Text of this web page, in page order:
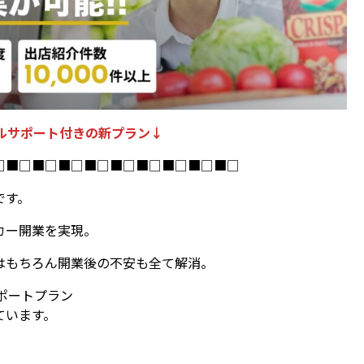
サポート付きの新プラン↓
。
開業を実現。
ちろん開業後の不安も全て解消。
ートプラン
ます。